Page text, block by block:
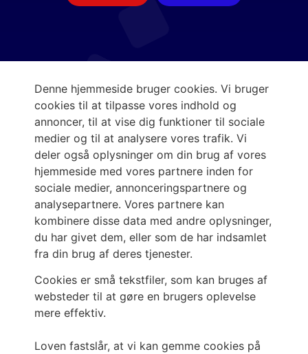
Denne hjemmeside bruger cookies. Vi bruger
cookies til at tilpasse vores indhold og
annoncer, til at vise dig funktioner til sociale
medier og til at analysere vores trafik. Vi
deler også oplysninger om din brug af vores
hjemmeside med vores partnere inden for
sociale medier, annonceringspartnere og
analysepartnere. Vores partnere kan
kombinere disse data med andre oplysninger,
du har givet dem, eller som de har indsamlet
fra din brug af deres tjenester.
Cookies er små tekstfiler, som kan bruges af
websteder til at gøre en brugers oplevelse
mere effektiv.
Loven fastslår, at vi kan gemme cookies på